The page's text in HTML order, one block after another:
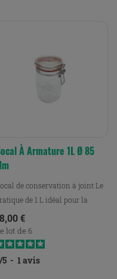
À Armature 1L Ø 85
de conservation à joint Le
de 1 L idéal pour la
le...
€
lot de 6
/5 - 1avis